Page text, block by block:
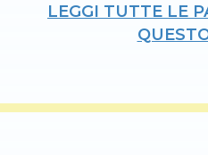
LEGGI TUTTE LE